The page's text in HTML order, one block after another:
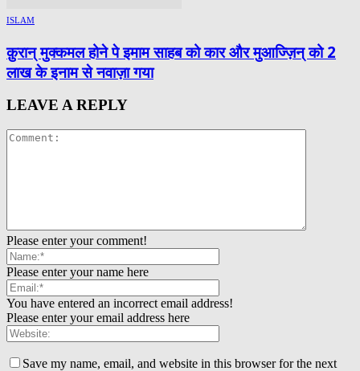
ISLAM
क़ुरान् मुक्कमल होने पे इमाम साहब को कार और मुआज्ज़िन् को 2
लाख के इनाम से नवाज़ा गया
LEAVE A REPLY
Please enter your comment!
Please enter your name here
You have entered an incorrect email address!
Please enter your email address here
Save my name, email, and website in this browser for the next